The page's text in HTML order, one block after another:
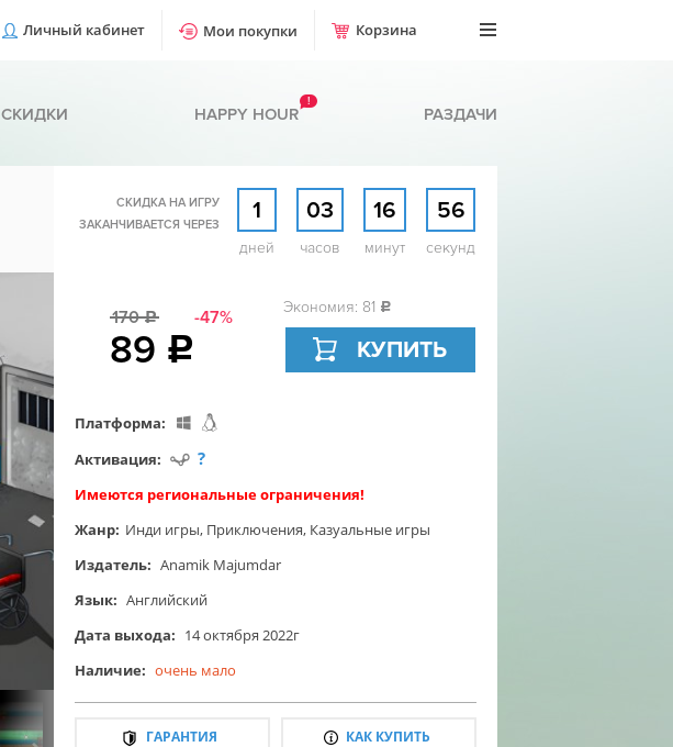
Личный кабинет Мои покупки Корзина
СКИДКИ HAPPY HOUR
!
РАЗДАЧИ
СКИДКА НА ИГРУ
ЗАКАНЧИВАЕТСЯ ЧЕРЕЗ
1
дней
03
часов
16
минут
55
секунд
170c -47%
89 c
Экономия: 81 c
КУПИТЬ
Платформа:
Активация:
?
Имеются региональные ограничения!
Жанр: Инди игры, Приключения, Казуальные игры
Издатель: Anamik Majumdar
Язык: Английский
Дата выхода: 14 октября 2022г
Наличие: очень мало
ГАРАНТИЯ КАК КУПИТЬ